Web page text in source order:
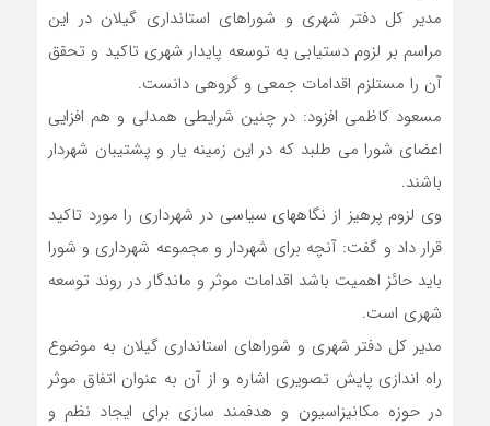
مدیر کل دفتر شهری و شوراهای استانداری گیلان در این
مراسم بر لزوم دستیابی به توسعه پایدار شهری تاکید و تحقق
آن را مستلزم اقدامات جمعی و گروهی دانست.
مسعود کاظمی افزود: در چنین شرایطی همدلی و هم افزایی
اعضای شورا می طلبد که در این زمینه یار و پشتیبان شهردار
باشند.
وی لزوم پرهیز از نگاههای سیاسی در شهرداری را مورد تاکید
قرار داد و گفت: آنچه برای شهردار و مجموعه شهرداری و شورا
باید حائز اهمیت باشد اقدامات موثر و ماندگار در روند توسعه
شهری است.
مدیر کل دفتر شهری و شوراهای استانداری گیلان به موضوع
راه اندازی پایش تصویری اشاره و از آن به عنوان اتفاق موثر
در حوزه مکانیزاسیون و هدفمند سازی برای ایجاد نظم و